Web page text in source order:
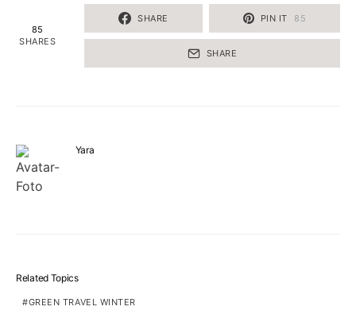
85
SHARES
SHARE PIN IT 85
SHARE
Yara
Related Topics
GREEN TRAVEL WINTER